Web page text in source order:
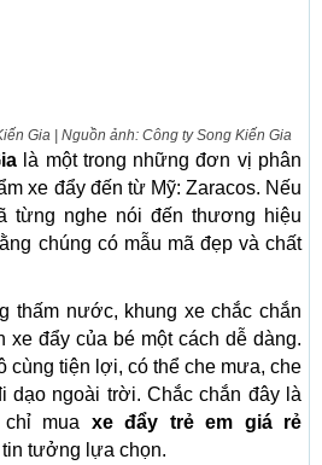
Gia | Nguồn ảnh: Công ty Song Kiến Gia
là một trong những đơn vị phân
xe đẩy đến từ Mỹ: Zaracos. Nếu
từng nghe nói đến thương hiệu
chúng có mẫu mã đẹp và chất
thấm nước, khung xe chắc chắn
xe đẩy của bé một cách dễ dàng.
cùng tiện lợi, có thể che mưa, che
dạo ngoài trời. Chắc chắn đây là
mua xe đẩy trẻ em giá rẻ
tin tưởng lựa chọn.